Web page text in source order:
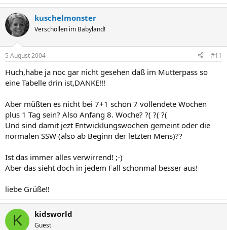
kuschelmonster
Verschollen im Babyland!
5 August 2004 #11
Huch,habe ja noc gar nicht gesehen daß im Mutterpass so
eine Tabelle drin ist,DANKE!!!
Aber müßten es nicht bei 7+1 schon 7 vollendete Wochen
plus 1 Tag sein? Also Anfang 8. Woche? ?( ?( ?(
Und sind damit jezt Entwicklungswochen gemeint oder die
normalen SSW (also ab Beginn der letzten Mens)??
Ist das immer alles verwirrend! ;-)
Aber das sieht doch in jedem Fall schonmal besser aus!
liebe Grüße!!
K kidsworld
Guest